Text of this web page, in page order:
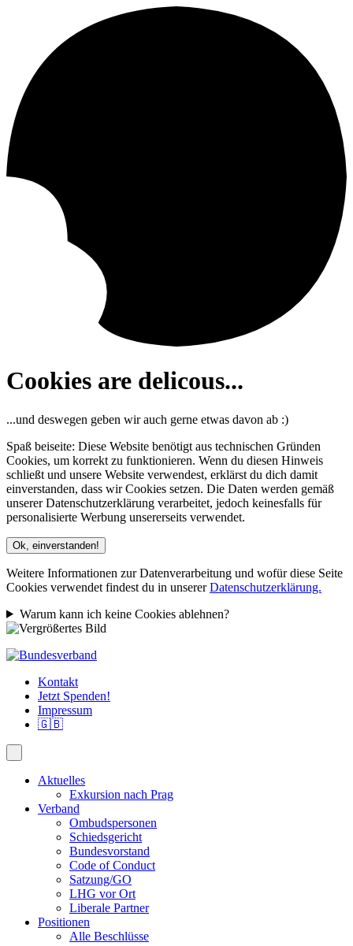
Cookies are delicous...
...und deswegen geben wir auch gerne etwas davon ab :)
Spaß beiseite: Diese Website benötigt aus technischen Gründen
Cookies, um korrekt zu funktionieren. Wenn du diesen Hinweis
schließt und unsere Website verwendest, erklärst du dich damit
einverstanden, dass wir Cookies setzen. Die Daten werden gemäß
unserer Datenschutzerklärung verarbeitet, jedoch keinesfalls für
personalisierte Werbung unsererseits verwendet.
Ok, einverstanden!
Weitere Informationen zur Datenverarbeitung und wofür diese Seite
Cookies verwendet findest du in unsererDatenschutzerklärung.
Warum kann ich keine Cookies ablehnen?
Kontakt
Jetzt Spenden!
Impressum
🇬🇧
Aktuelles
Exkursion nach Prag
Verband
Ombudspersonen
Schiedsgericht
Bundesvorstand
Code of Conduct
Satzung/GO
LHG vor Ort
Liberale Partner
Positionen
Alle Beschlüsse